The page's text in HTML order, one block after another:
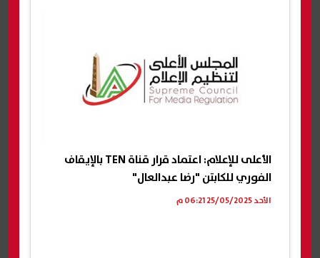
الأعلى للإعلام: اعتماد قرار قناة TEN بالإيقاف
الفوري للكابتن "رضا عبدالعال"
الأحد 25/05/2025 06:21 م